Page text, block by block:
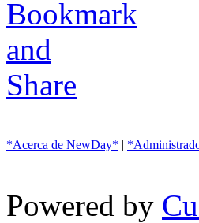
*Acerca de NewDay* |
Powered by